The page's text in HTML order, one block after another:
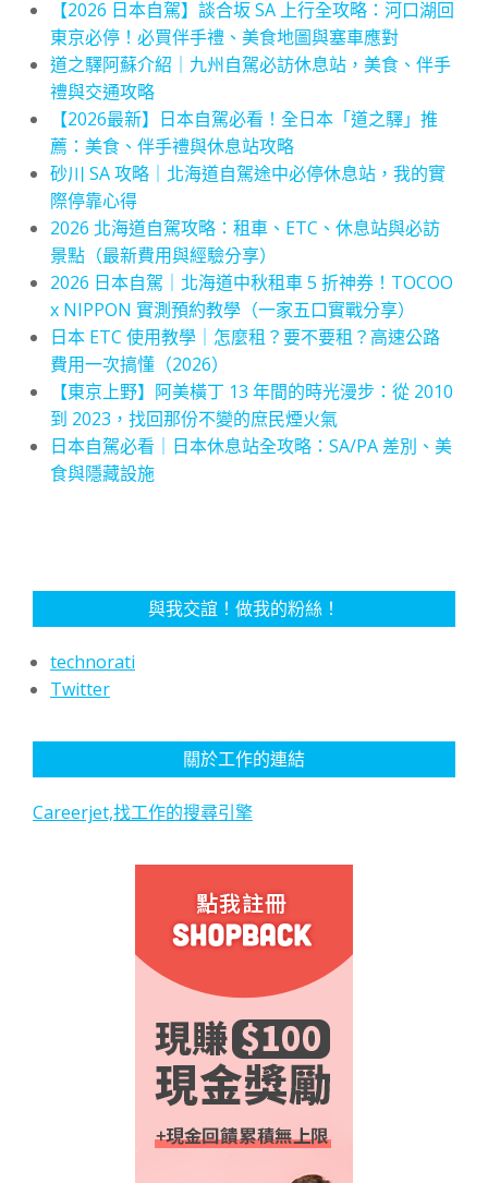
【2026 日本自駕】談合坂 SA 上行全攻略：河口湖回
東京必停！必買伴手禮、美食地圖與塞車應對
道之驛阿蘇介紹｜九州自駕必訪休息站，美食、伴手
禮與交通攻略
【2026最新】日本自駕必看！全日本「道之驛」推
薦：美食、伴手禮與休息站攻略
砂川 SA 攻略｜北海道自駕途中必停休息站，我的實
際停靠心得
2026 北海道自駕攻略：租車、ETC、休息站與必訪
景點（最新費用與經驗分享）
2026 日本自駕｜北海道中秋租車 5 折神券！TOCOO
x NIPPON 實測預約教學（一家五口實戰分享）
日本 ETC 使用教學｜怎麼租？要不要租？高速公路
費用一次搞懂（2026）
【東京上野】阿美橫丁 13 年間的時光漫步：從 2010
到 2023，找回那份不變的庶民煙火氣
日本自駕必看｜日本休息站全攻略：SA/PA 差別、美
食與隱藏設施
與我交誼！做我的粉絲！
technorati
Twitter
關於工作的連結
Careerjet,找工作的搜尋引擎